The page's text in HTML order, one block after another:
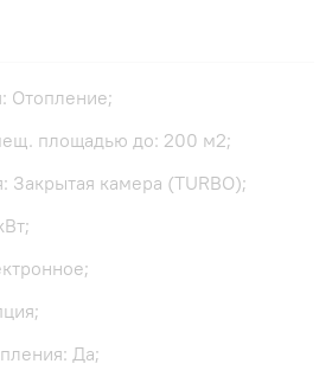
Отопление;
площадью до: 200 м2;
Закрытая камера (TURBO);
Да;